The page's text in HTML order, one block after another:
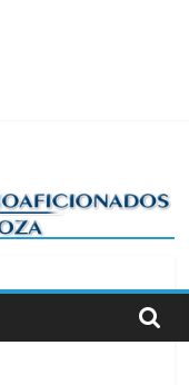
disfrutando de
Inspección de las
de interés para
en el YOTA